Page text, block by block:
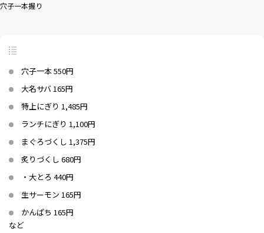
穴子一本握り
穴子一本 550円
大名サバ 165円
特上にぎり 1,485円
ランチにぎり 1,100円
まぐろづくし 1,375円
炙りづくし 680円
・大とろ 440円
生サーモン 165円
かんぱち 165円
など